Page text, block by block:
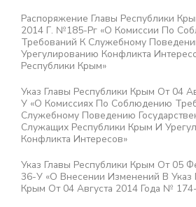
Распоряжение Главы Республики
2014 Г. №185-Рг «О Комиссии По
Требований К Служебному
Урегулированию Конфликта
Республики Крым»
Указ Главы Республики Крым От 04
У «О Комиссиях По Соблюдению
Служебному Поведению
Служащих Республики Крым И
Конфликта Интересов»
Указ Главы Республики Крым От 05
36-У «О Внесении Изменений В Указ
Крым От 04 Августа 2014 Года №